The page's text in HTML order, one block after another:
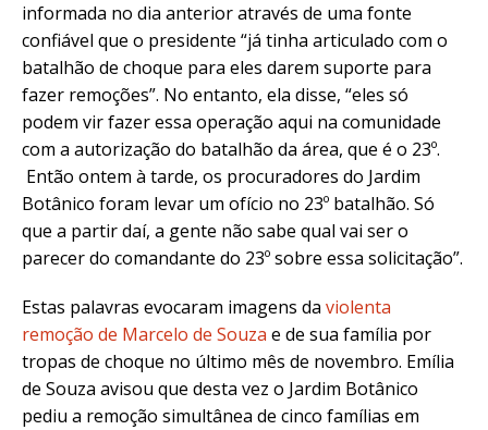
informada no dia anterior através de uma fonte
confiável que o presidente “já tinha articulado com o
batalhão de choque para eles darem suporte para
fazer remoções”. No entanto, ela disse, “eles só
podem vir fazer essa operação aqui na comunidade
com a autorização do batalhão da área, que é o 23º.
Então ontem à tarde, os procuradores do Jardim
Botânico foram levar um ofício no 23º batalhão. Só
que a partir daí, a gente não sabe qual vai ser o
parecer do comandante do 23º sobre essa solicitação”.
Estas palavras evocaram imagens da violenta
remoção de Marcelo de Souza e de sua família por
tropas de choque no último mês de novembro. Emília
de Souza avisou que desta vez o Jardim Botânico
pediu a remoção simultânea de cinco famílias em